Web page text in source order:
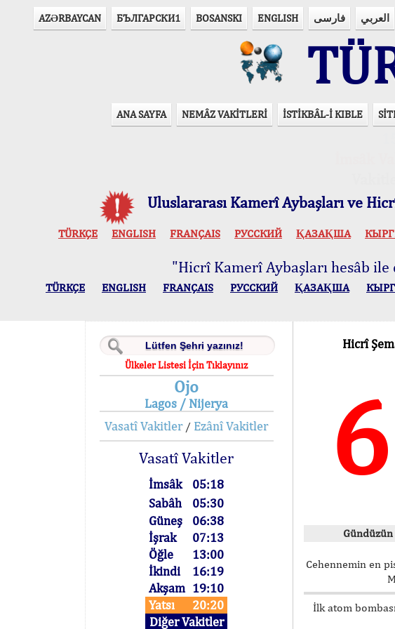
AZӘRBAYCAN БЪЛГАРСКИ1 BOSANSKI ENGLISH فارسی العربي
ANA SAYFA NEMÂZ VAKİTLERİ İSTİKBÂL-İ KIBLE
Uluslararası Kamerî Aybaşları ve
TÜRKÇE ENGLISH FRANÇAIS РУССКИЙ ҚАЗАҚША
"Hicrî Kamerî Aybaşları hesâb
TÜRKÇE ENGLISH FRANÇAIS РУССКИЙ ҚАЗАҚША
Ülkeler Listesi İçin Tıklayınız
Ojo
Lagos / Nijerya
Vasatî Vakitler/ Ezânî Vakitler
Vasatî Vakitler
İmsâk
05:18
Sabâh
05:30
Güneş
06:38
İşrak
07:13
Öğle
13:00
İkindi
16:19
Akşam 19:10
Yatsı
20:20
Diğer Vakitler
Hicrî
6
Gündüzün
Cehennemin en
İlk atom